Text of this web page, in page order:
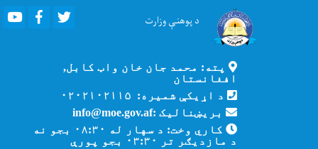
د پوهنېوزارت Youtube Facebook
پته: محمد جان خان واټ کابل,
افغانستان
د اړیکې شمیره: ۰۲۰۲۱۰۲۱۱۵
بریښنالیک :info@moe.gov.af
کاري وخت: د سهار له ۰۸:۳۰ بجو نه
د مازدیګر تر ۰۳:۳۰ بجو پورې